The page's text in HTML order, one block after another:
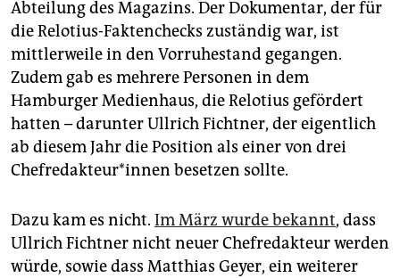
Abteilung des Magazins. Der Dokumentar, der für
die Relotius-Faktenchecks zuständig war, ist
mittlerweile in den Vorruhestand gegangen.
Zudem gab es mehrere Personen in dem
Hamburger Medienhaus, die Relotius gefördert
hatten – darunter Ullrich Fichtner, der eigentlich
ab diesem Jahr die Position als einer von drei
Chefredakteur*innen besetzen sollte.
Dazu kam es nicht. Im März wurde bekannt, dass
Ullrich Fichtner nicht neuer Chefredakteur werden
würde, sowie dass Matthias Geyer, ein weiterer